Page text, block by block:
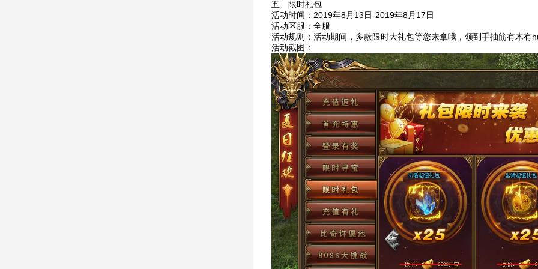
五、限时礼包
活动时间：2019年8月13日-2019年8月17日
活动区服：全服
活动规则：活动期间，多款限时大礼包等您来拿哦，领到手抽筋有木有
活动截图：